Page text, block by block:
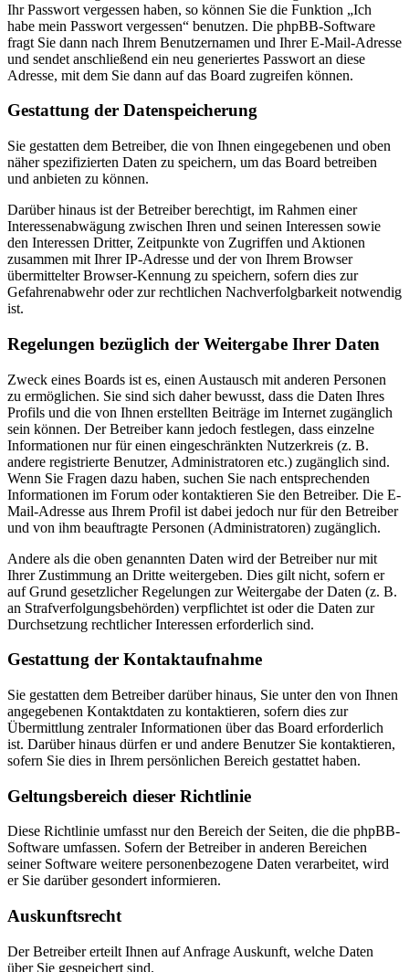
Ihr Passwort vergessen haben, so können Sie die Funktion „Ich
habe mein Passwort vergessen“ benutzen. Die phpBB-Software
fragt Sie dann nach Ihrem Benutzernamen und Ihrer E-Mail-Adresse
und sendet anschließend ein neu generiertes Passwort an diese
Adresse, mit dem Sie dann auf das Board zugreifen können.
Gestattung der Datenspeicherung
Sie gestatten dem Betreiber, die von Ihnen eingegebenen und oben
näher spezifizierten Daten zu speichern, um das Board betreiben
und anbieten zu können.
Darüber hinaus ist der Betreiber berechtigt, im Rahmen einer
Interessenabwägung zwischen Ihren und seinen Interessen sowie
den Interessen Dritter, Zeitpunkte von Zugriffen und Aktionen
zusammen mit Ihrer IP-Adresse und der von Ihrem Browser
übermittelter Browser-Kennung zu speichern, sofern dies zur
Gefahrenabwehr oder zur rechtlichen Nachverfolgbarkeit notwendig
ist.
Regelungen bezüglich der Weitergabe Ihrer Daten
Zweck eines Boards ist es, einen Austausch mit anderen Personen
zu ermöglichen. Sie sind sich daher bewusst, dass die Daten Ihres
Profils und die von Ihnen erstellten Beiträge im Internet zugänglich
sein können. Der Betreiber kann jedoch festlegen, dass einzelne
Informationen nur für einen eingeschränkten Nutzerkreis (z. B.
andere registrierte Benutzer, Administratoren etc.) zugänglich sind.
Wenn Sie Fragen dazu haben, suchen Sie nach entsprechenden
Informationen im Forum oder kontaktieren Sie den Betreiber. Die E-
Mail-Adresse aus Ihrem Profil ist dabei jedoch nur für den Betreiber
und von ihm beauftragte Personen (Administratoren) zugänglich.
Andere als die oben genannten Daten wird der Betreiber nur mit
Ihrer Zustimmung an Dritte weitergeben. Dies gilt nicht, sofern er
auf Grund gesetzlicher Regelungen zur Weitergabe der Daten (z. B.
an Strafverfolgungsbehörden) verpflichtet ist oder die Daten zur
Durchsetzung rechtlicher Interessen erforderlich sind.
Gestattung der Kontaktaufnahme
Sie gestatten dem Betreiber darüber hinaus, Sie unter den von Ihnen
angegebenen Kontaktdaten zu kontaktieren, sofern dies zur
Übermittlung zentraler Informationen über das Board erforderlich
ist. Darüber hinaus dürfen er und andere Benutzer Sie kontaktieren,
sofern Sie dies in Ihrem persönlichen Bereich gestattet haben.
Geltungsbereich dieser Richtlinie
Diese Richtlinie umfasst nur den Bereich der Seiten, die die phpBB-
Software umfassen. Sofern der Betreiber in anderen Bereichen
seiner Software weitere personenbezogene Daten verarbeitet, wird
er Sie darüber gesondert informieren.
Auskunftsrecht
Der Betreiber erteilt Ihnen auf Anfrage Auskunft, welche Daten
über Sie gespeichert sind.